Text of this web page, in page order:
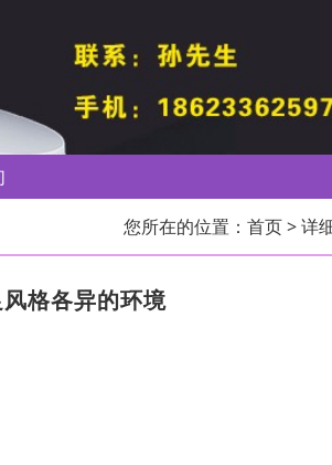
您所在的位置： 首页> 详
格各异的环境